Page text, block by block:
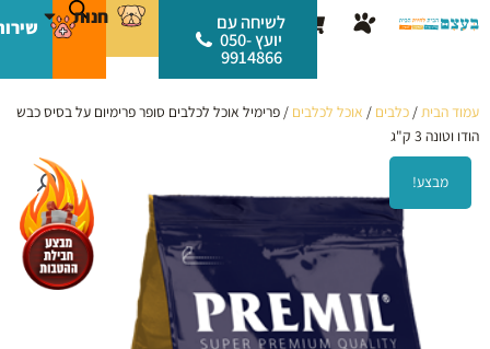
לתוכן
עגלת
קניות
לשיחה עם
יועץ 050-
9914866
חנות
עמוד הבית/ כלבים / אוכל לכלבים / פרימיל אוכל לכלבים סופר פרימיום על בסיס כבש
הודו וטונה 3 ק"ג
מבצע!